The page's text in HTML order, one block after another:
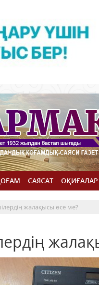
САЯСАТ ОҚИҒАЛАР
жалақысы өсе ме?